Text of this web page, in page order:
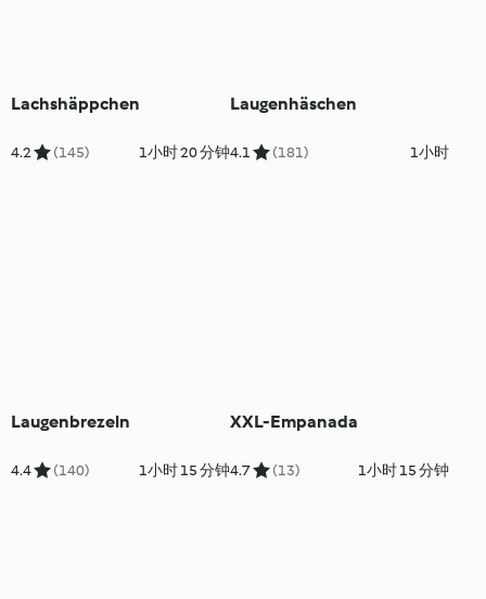
Lachshäppchen
4.2 (145) 1小时 20 分钟
Laugenhäschen
4.1 (181) 1小时
Laugenbrezeln
4.4 (140) 1小时 15 分钟
XXL-Empanada
4.7 (13) 1小时 15 分钟